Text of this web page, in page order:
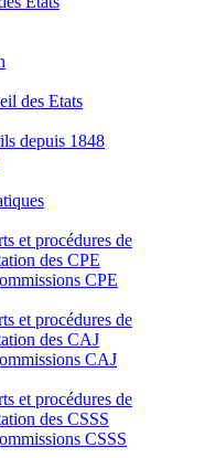
des Etats
depuis 1848
et procédures de
des CPE
CPE
et procédures de
des CAJ
CAJ
et procédures de
des CSSS
CSSS